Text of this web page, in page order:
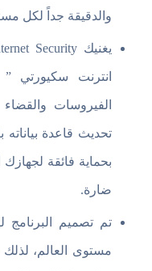
والدقيقة جداً لكل
انترنت
الفيروسات
تحديث قاعدة
بحماية فائقة
ضارة.
تم تصميم
مستوى العالم، لذلك